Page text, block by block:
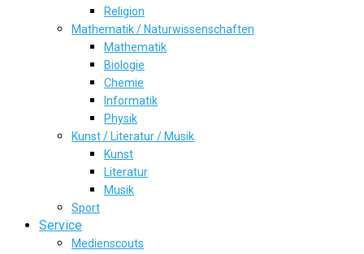
Religion
Mathematik / Naturwissenschaften
Mathematik
Biologie
Chemie
Informatik
Physik
Kunst / Literatur / Musik
Kunst
Literatur
Musik
Sport
Service
Medienscouts